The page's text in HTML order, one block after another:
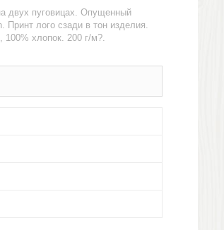
двух пуговицах. Опущенный
лого сзади в тон изделия.
100% хлопок. 200 г/м?.